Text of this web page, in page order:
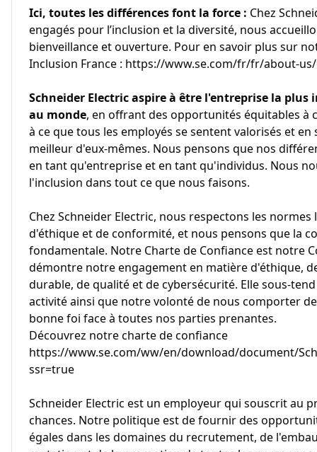
Ici, toutes les différences font la force : Chez
engagés pour l’inclusion et la diversité, nous
bienveillance et ouverture. Pour en savoir plus sur
Inclusion France : https://www.se.com/fr/fr/about-
Schneider Electric aspire à être l'entreprise la plus
au monde, en offrant des opportunités équitables à
à ce que tous les employés se sentent valorisés et
meilleur d'eux-mêmes. Nous pensons que nos
en tant qu'entreprise et en tant qu'individus. Nous
l'inclusion dans tout ce que nous faisons.
Chez Schneider Electric, nous respectons les
d'éthique et de conformité, et nous pensons que la
fondamentale. Notre Charte de Confiance est notre
démontre notre engagement en matière d'éthique,
durable, de qualité et de cybersécurité. Elle sous-
activité ainsi que notre volonté de nous comporter
bonne foi face à toutes nos parties prenantes.
Découvrez notre charte de confiance
https://www.se.com/ww/en/download/document/
ssr=true
Schneider Electric est un employeur qui souscrit au
chances. Notre politique est de fournir des
égales dans les domaines du recrutement, de